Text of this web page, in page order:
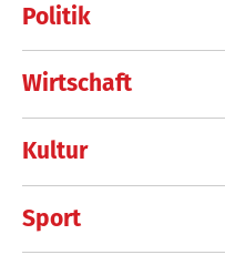
Politik
Wirtschaft
Kultur
Sport